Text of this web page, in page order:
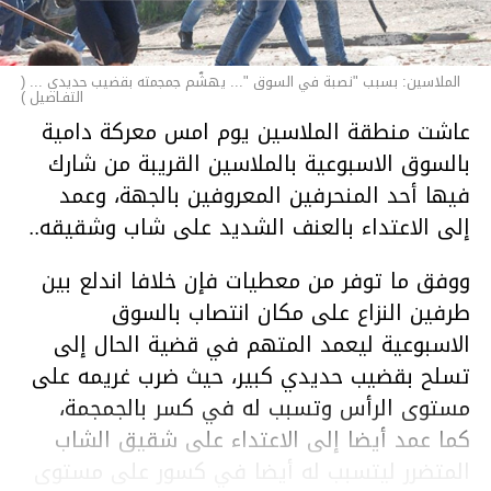
الملاسين: بسبب "نصبة في السوق "... يهشّم جمجمته بقضيب حديدي ... (
التفـاصيل )
عاشت منطقة الملاسين يوم امس معركة دامية
بالسوق الاسبوعية بالملاسين القريبة من شارك
فيها أحد المنحرفين المعروفين بالجهة، وعمد
إلى الاعتداء بالعنف الشديد على شاب وشقيقه..
ووفق ما توفر من معطيات فإن خلافا اندلع بين
طرفين النزاع على مكان انتصاب بالسوق
الاسبوعية ليعمد المتهم في قضية الحال إلى
تسلح بقضيب حديدي كبير، حيث ضرب غريمه على
مستوى الرأس وتسبب له في كسر بالجمجمة،
كما عمد أيضا إلى الاعتداء على شقيق الشاب
المتضرر ليتسبب له أيضا في كسور على مستوى